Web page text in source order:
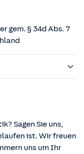
gem. § 34d Abs. 7
(VAG)
und -
Sagen Sie uns,
ist. Wir freuen
uns um Ihr